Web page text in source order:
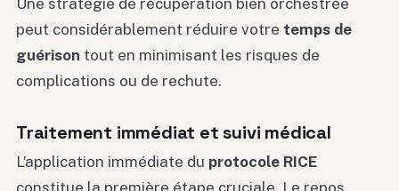
peut considérablement réduire votre temps de
guérison tout en minimisant les risques de
complications ou de rechute.
Traitement immédiat et suivi médical
L’application immédiate du protocole RICE
constitue la première étape cruciale. Le repos